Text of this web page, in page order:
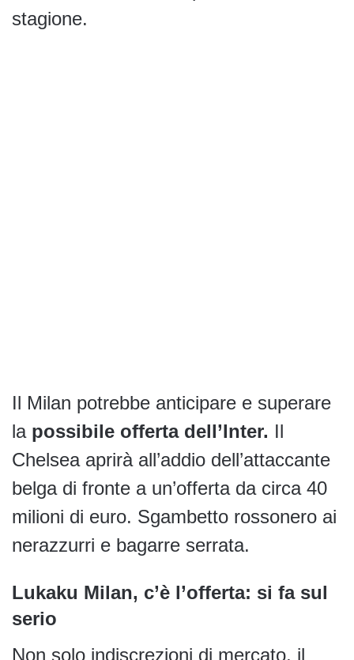
stagione.
Il Milan potrebbe anticipare e superare
la possibile offerta dell’Inter. Il
Chelsea aprirà all’addio dell’attaccante
belga di fronte a un’offerta da circa 40
milioni di euro. Sgambetto rossonero ai
nerazzurri e bagarre serrata.
Lukaku Milan, c’è l’offerta: si fa sul
serio
Non solo indiscrezioni di mercato, il